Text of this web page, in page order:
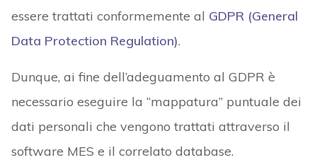
essere trattati conformemente al GDPR (General
Data Protection Regulation).
Dunque, ai fine dell’adeguamento al GDPR è
necessario eseguire la “mappatura” puntuale dei
dati personali che vengono trattati attraverso il
software MES e il correlato database.